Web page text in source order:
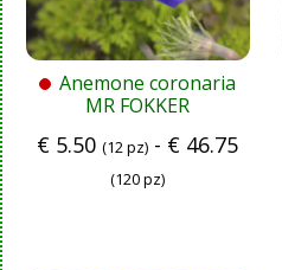
Anemone coronaria
MR FOKKER
€ 5.50 (12 pz) - € 46.75
(120 pz)